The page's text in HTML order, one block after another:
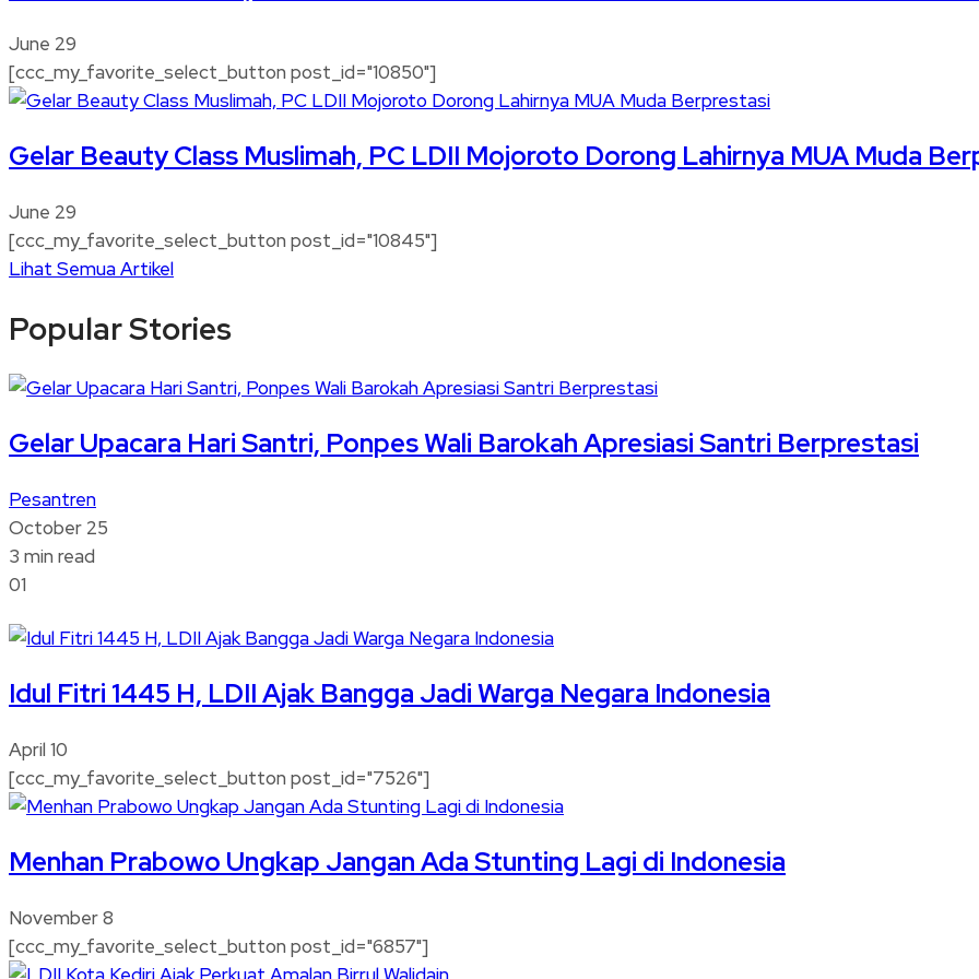
June 29
[ccc_my_favorite_select_button post_id="10850"]
Gelar Beauty Class Muslimah, PC LDII Mojoroto Dorong Lahirnya MUA Muda
June 29
[ccc_my_favorite_select_button post_id="10845"]
Lihat Semua Artikel
Popular Stories
Gelar Upacara Hari Santri, Ponpes Wali Barokah Apresiasi Santri Berprestasi
Pesantren
October 25
3 min read
01
Idul Fitri 1445 H, LDII Ajak Bangga Jadi Warga Negara Indonesia
April 10
[ccc_my_favorite_select_button post_id="7526"]
Menhan Prabowo Ungkap Jangan Ada Stunting Lagi di Indonesia
November 8
[ccc_my_favorite_select_button post_id="6857"]